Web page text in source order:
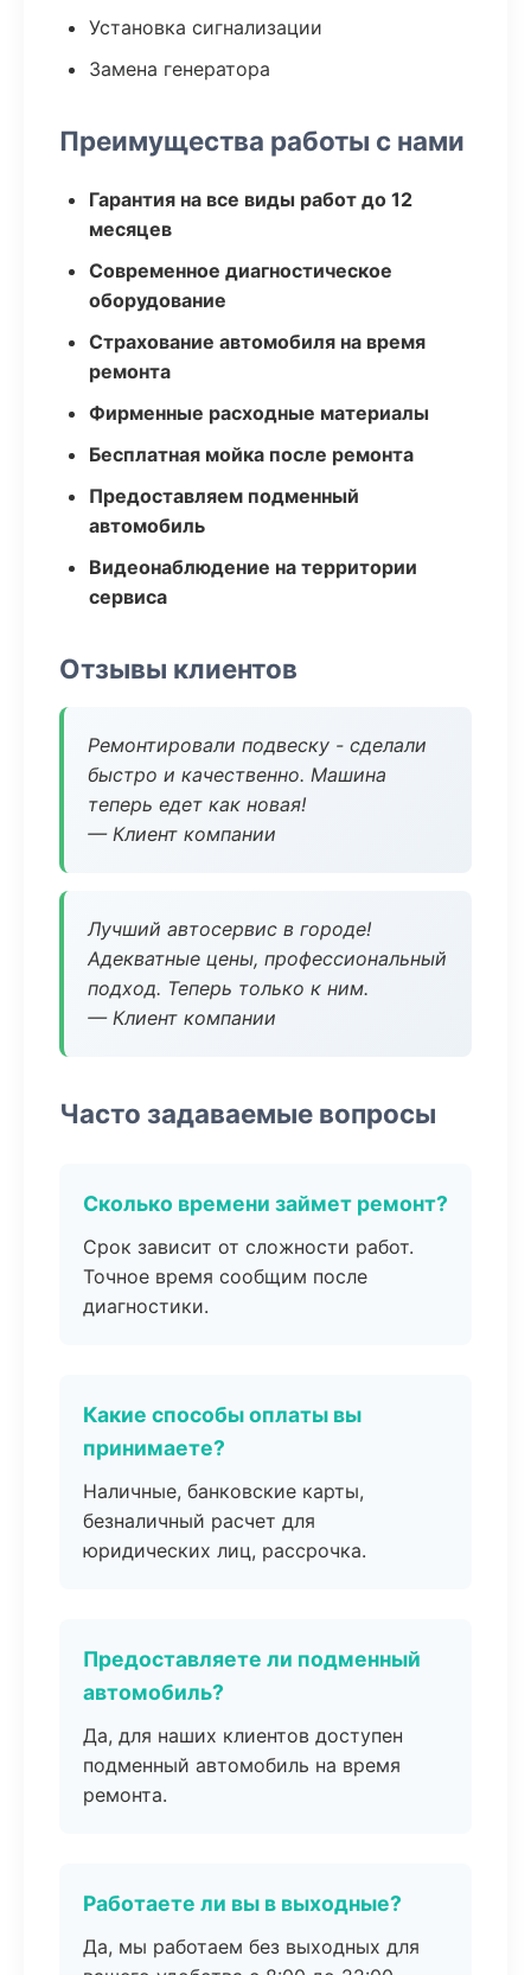
Установка сигнализации
Замена генератора
Преимущества работы с нами
Гарантия на все виды работ до 12
месяцев
Современное диагностическое
оборудование
Страхование автомобиля на время
ремонта
Фирменные расходные материалы
Бесплатная мойка после ремонта
Предоставляем подменный
автомобиль
Видеонаблюдение на территории
сервиса
Отзывы клиентов
Ремонтировали подвеску - сделали
быстро и качественно. Машина
теперь едет как новая!
— Клиент компании
Лучший автосервис в городе!
Адекватные цены, профессиональный
подход. Теперь только к ним.
— Клиент компании
Часто задаваемые вопросы
Сколько времени займет ремонт?
Срок зависит от сложности работ.
Точное время сообщим после
диагностики.
Какие способы оплаты вы
принимаете?
Наличные, банковские карты,
безналичный расчет для
юридических лиц, рассрочка.
Предоставляете ли подменный
автомобиль?
Да, для наших клиентов доступен
подменный автомобиль на время
ремонта.
Работаете ли вы в выходные?
Да, мы работаем без выходных для